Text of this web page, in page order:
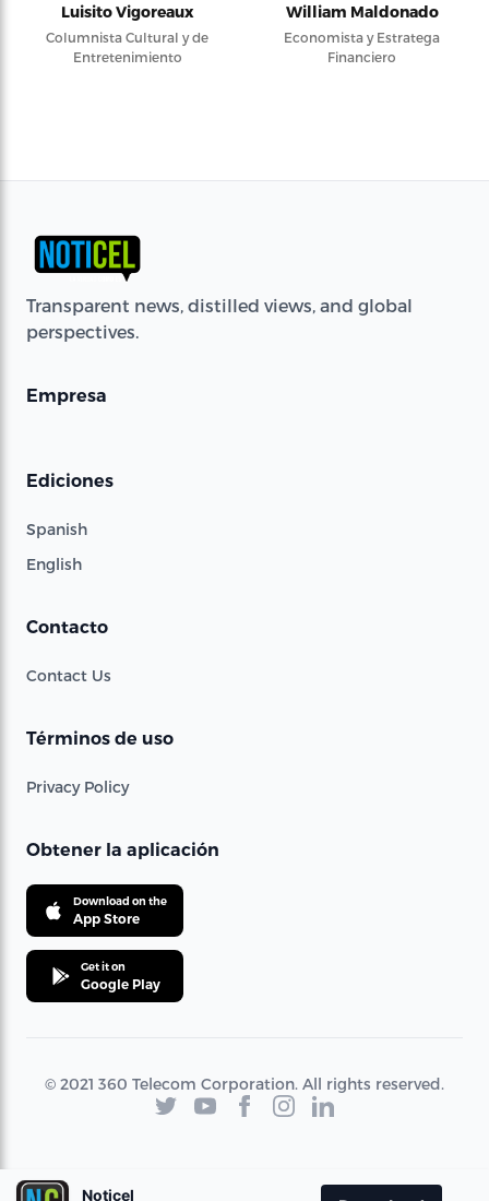
Luisito Vigoreaux
Columnista Cultural y de
Entretenimiento
William Maldonado
Economista y Estratega
Financiero
Transparent news, distilled views, and global
perspectives.
Empresa
Ediciones
Spanish
English
Contacto
Contact Us
Términos de uso
Privacy Policy
Obtener la aplicación
Download on the
App Store
Get it on
Google Play
© 2021 360 Telecom Corporation. All rights reserved.
Noticel